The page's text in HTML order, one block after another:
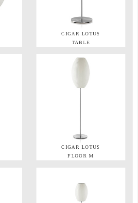
CIGAR LOTUS
TABLE
CIGAR LOTUS
FLOOR M